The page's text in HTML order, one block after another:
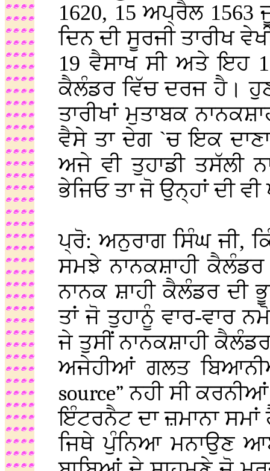
1620, 15 ਅਪ੍ਰੈਲ
ਦਿਨ ਦੀ ਸੂਰਜੀ ਤਾਰੀਖ
19 ਵੈਸਾਖ ਸੀ ਅਤੇ ਇਹ
ਕੈਲੰਡਰ ਵਿੱਚ ਦਰਜ ਹੈ।
ਤਾਰੀਖਾਂ ਮੁਤਾਬਕ
ਵੈਸੇ ਤਾ ਦੇਗ `ਚ ਇਕ
ਅਜੇ ਵੀ ਤੁਹਾਡੀ ਤਸੱਲੀ
ਭੇਜਿਓ ਤਾ ਜੋ ਉਨ੍ਹਾਂ ਦੀ
ਪ੍ਰੋ: ਅਨੁਰਾਗ ਸਿੰਘ ਜੀ,
ਸਮਝੇ ਨਾਨਕਸ਼ਾਹੀ
ਨਾਨਕ ਸ਼ਾਹੀ ਕੈਲੰਡਰ ਦੀ
ਤਾਂ ਜੋ ਤੁਹਾਨੂੰ ਵਾਰ-ਵਾਰ
ਜੇ ਤੁਸੀਂ ਨਾਨਕਸ਼ਾਹੀ
ਅਜੇਹੀਆਂ ਗਲਤ
source” ਨਹੀ ਸੀ
ਇੰਟਰਨੈਟ ਦਾ ਜ਼ਮਾਨਾ
ਜਿਥੇ ਪੁੰਨਿਆ ਮਨਾਉਣ